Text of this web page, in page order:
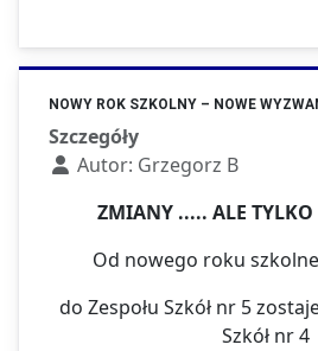
NOWY ROK SZKOLNY – NOWE
Szczegóły
Autor: Grzegorz B
ZMIANY ..... ALE TYLKO
Od nowego roku
do Zespołu Szkół nr 5
Szkół nr 4